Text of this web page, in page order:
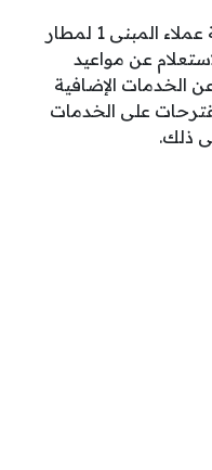
يتم الاتصال على رقم هاتف خدمة عملاء المبنى 1 لمطار
عن مواعيد
الخدمات الإضافية
على الخدمات
ذلك.